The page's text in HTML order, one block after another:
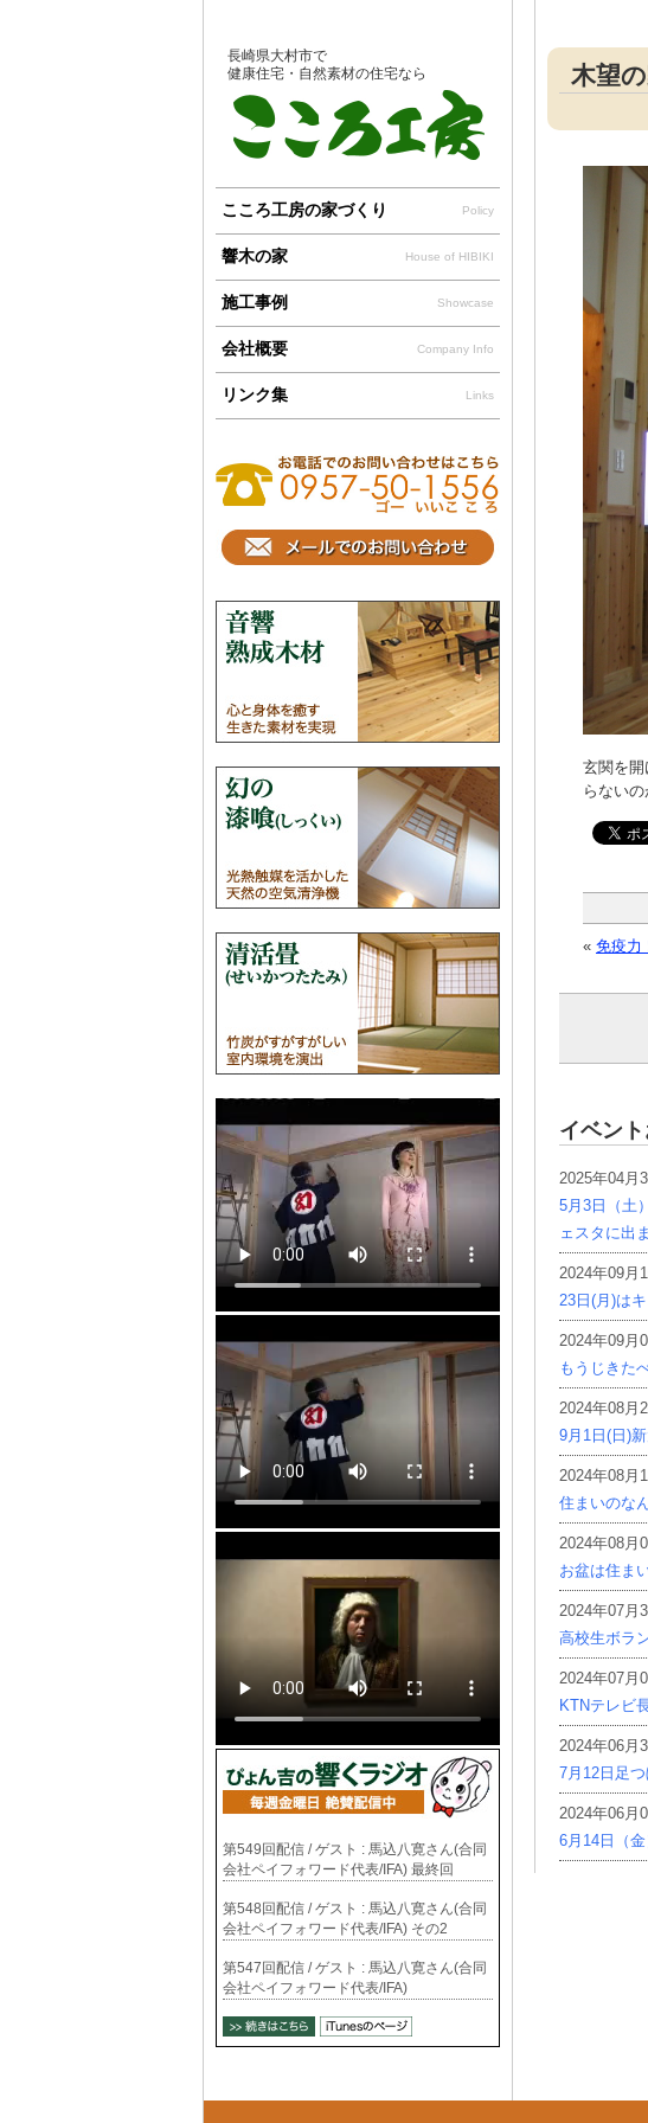
木望
玄関を
らないの
« 免疫力
イベン
2025年04月
5月3日（土
ェスタに出
2024年09月
23日(月)は
2024年09月
もうじきた
2024年08月
9月1日(日)
2024年08月
住まいのな
2024年08月
お盆は住ま
2024年07月
高校生ボラ
2024年07月
KTNテレビ
2024年06月
7月12日足
2024年06月
6月14日（
長崎県大村市で
健康住宅・自然素材の住宅なら
こころ工房の家づくり Policy
響木の家 House of HIBIKI
施工事例 Showcase
会社概要 Company Info
リンク集 Links
第549回配信 / ゲスト : 馬込八寛さん(合同
会社ペイフォワード代表/IFA) 最終回
第548回配信 / ゲスト : 馬込八寛さん(合同
会社ペイフォワード代表/IFA) その2
第547回配信 / ゲスト : 馬込八寛さん(合同
会社ペイフォワード代表/IFA)